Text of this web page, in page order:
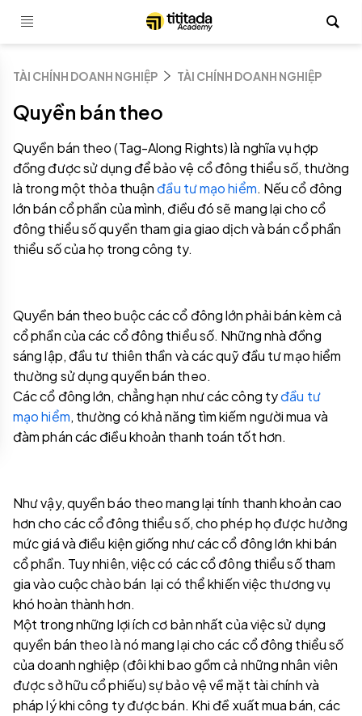
TÀI CHÍNH DOANH NGHIỆP TÀI CHÍNH DOANH NGHIỆP
Quyền bán theo
Quyền bán theo (Tag-Along Rights) là nghĩa vụ hợp
đồng được sử dụng để bảo vệ cổ đông thiểu số, thường
là trong một thỏa thuận đầu tư mạo hiểm. Nếu cổ đông
lớn bán cổ phần của mình, điều đó sẽ mang lại cho cổ
đông thiểu số quyền tham gia giao dịch và bán cổ phần
thiểu số của họ trong công ty.
Quyền bán theo buộc các cổ đông lớn phải bán kèm cả
cổ phần của các cổ đông thiểu số. Những nhà đồng
sáng lập, đầu tư thiên thần và các quỹ đầu tư mạo hiểm
thường sử dụng quyền bán theo.
Các cổ đông lớn, chẳng hạn như các công tyđầu tư
mạo hiểm, thường có khả năng tìm kiếm người mua và
đàm phán các điều khoản thanh toán tốt hơn.
Như vậy, quyền báo theo mang lại tính thanh khoản cao
hơn cho các cổ đông thiểu số, cho phép họ được hưởng
mức giá và điều kiện giống như các cổ đông lớn khi bán
cổ phần. Tuy nhiên, việc có các cổ đông thiểu số tham
gia vào cuộc chào bán lại có thể khiến việc thương vụ
khó hoàn thành hơn.
Một trong những lợi ích cơ bản nhất của việc sử dụng
quyền bán theo là nó mang lại cho các cổ đông thiểu số
của doanh nghiệp (đôi khi bao gồm cả những nhân viên
được sở hữu cổ phiếu) sự bảo vệ về mặt tài chính và
pháp lý khi công ty được bán. Khi đề xuất mua bán, các